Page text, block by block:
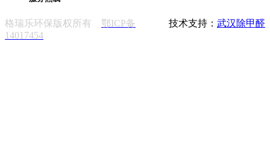
技术支持： 武汉除甲醛
格瑞乐环保版权所有
鄂ICP备
14017454